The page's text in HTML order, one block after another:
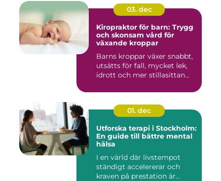
03. dec
Kiropraktor för barn: Trygg
och skonsam vård för
växande kroppar
Barns kroppar växer snabbt,
utsätts för fall, mycket lek,
idrott och mer stillasittan...
01. dec
Utforska terapi i Stockholm:
En guide till bättre mental
hälsa
I en värld där livstempot
ständigt accelererar och
kraven på prestation är...